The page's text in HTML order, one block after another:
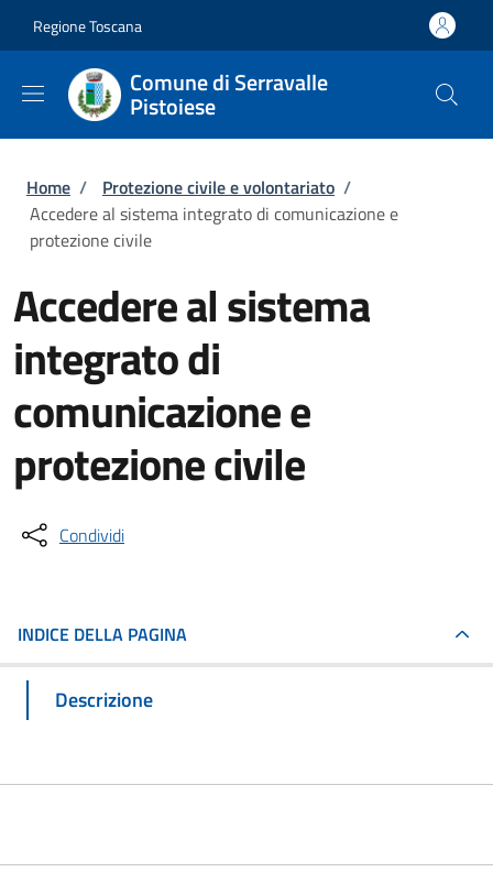
Regione Toscana
Comune di Serravalle
Pistoiese
Briciole di pane
Home / Protezione civile e volontariato /
Accedere al sistema integrato di comunicazione e
protezione civile
Accedere al sistema
integrato di
comunicazione e
protezione civile
Condividi
INDICE DELLA PAGINA
Descrizione